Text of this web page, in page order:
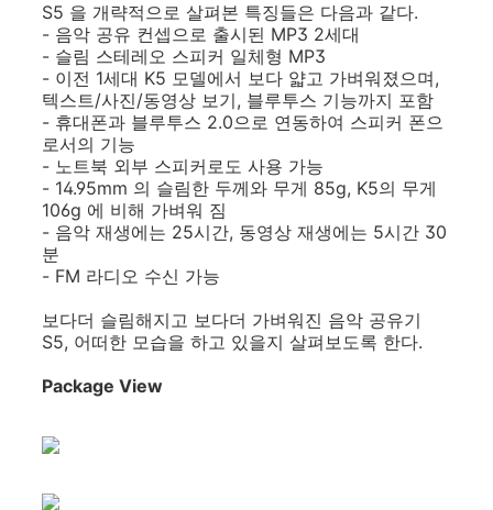
S5 을 개략적으로 살펴본 특징들은 다음과 같다.
- 음악 공유 컨셉으로 출시된 MP3 2세대
- 슬림 스테레오 스피커 일체형 MP3
- 이전 1세대 K5 모델에서 보다 얇고 가벼워졌으며,
텍스트/사진/동영상 보기, 블루투스 기능까지 포함
- 휴대폰과 블루투스 2.0으로 연동하여 스피커 폰으
로서의 기능
- 노트북 외부 스피커로도 사용 가능
- 14.95mm 의 슬림한 두께와 무게 85g, K5의 무게
106g 에 비해 가벼워 짐
- 음악 재생에는 25시간, 동영상 재생에는 5시간 30
분
- FM 라디오 수신 가능
보다더 슬림해지고 보다더 가벼워진 음악 공유기
S5, 어떠한 모습을 하고 있을지 살펴보도록 한다.
Package View